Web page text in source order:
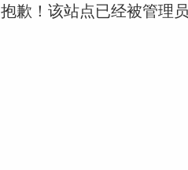
抱歉！该站点已经被管理